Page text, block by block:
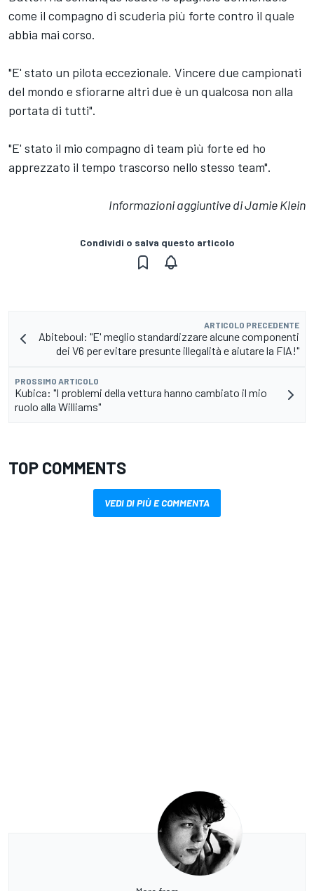
come il compagno di scuderia più forte contro il quale
abbia mai corso.
"E' stato un pilota eccezionale. Vincere due campionati
del mondo e sfiorarne altri due è un qualcosa non alla
portata di tutti".
"E' stato il mio compagno di team più forte ed ho
apprezzato il tempo trascorso nello stesso team".
Informazioni aggiuntive di Jamie Klein
Condividi o salva questo articolo
ARTICOLO PRECEDENTE
Abiteboul: "E' meglio standardizzare alcune componenti
dei V6 per evitare presunte illegalità e aiutare la FIA!"
PROSSIMO ARTICOLO
Kubica: "I problemi della vettura hanno cambiato il mio
ruolo alla Williams"
TOP COMMENTS
VEDI DI PIÙ E COMMENTA